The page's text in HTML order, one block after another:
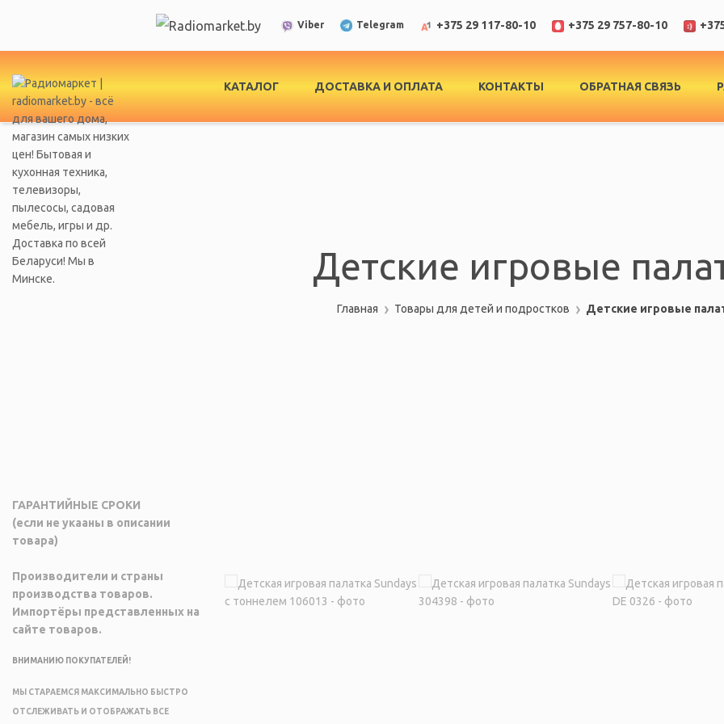
Viber Telegram +375 29 117-80-10 +375 29 757-80-10
КАТАЛОГ ДОСТАВКА И ОПЛАТА КОНТАКТЫ ОБРАТНАЯ СВЯЗЬ
Детские игровые
Главная Товары для детей и подростков Детские игровые
ГАРАНТИЙНЫЕ СРОКИ
(если не укааны в описании
товара)
Производители и страны
производства товаров.
Импортёры представленных на
сайте товаров.
ВНИМАНИЮ ПОКУПАТЕЛЕЙ!
МЫ СТАРАЕМСЯ МАКСИМАЛЬНО БЫСТРО
ОТСЛЕЖИВАТЬ И ОТОБРАЖАТЬ ВСЕ